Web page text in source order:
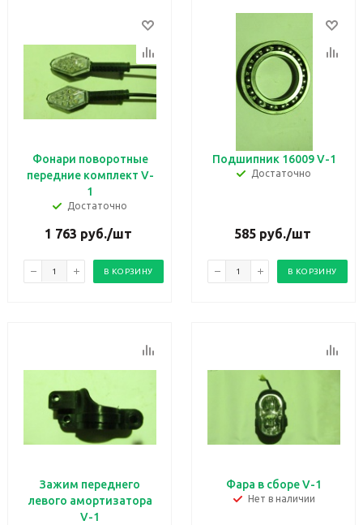
Фонари поворотные
передние комплект V-
1
Достаточно
1 763 руб./шт
В КОРЗИНУ
Подшипник 16009 V-1
Достаточно
585руб./шт
В КОРЗИНУ
Зажим переднего
левого амортизатора
V-1
Фара в сборе V-1
Нет в наличии